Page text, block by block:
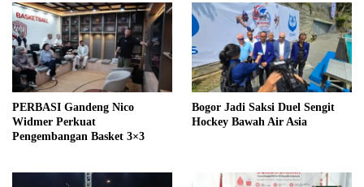
PERBASI Gandeng Nico
Widmer Perkuat
Pengembangan Basket 3×3
Bogor Jadi Saksi Duel Sengit
Hockey Bawah Air Asia